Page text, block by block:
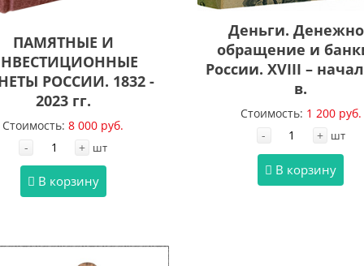
ПАМЯТНЫЕ И
РОССИИ. 1832 -
2023 гг.
Стоимость:8 000 руб.
-
+ шт
В корзину
Деньги.
обращение и
России. XVIII –
в.
Стоимость: 1 200 руб.
-
+ шт
В корзину